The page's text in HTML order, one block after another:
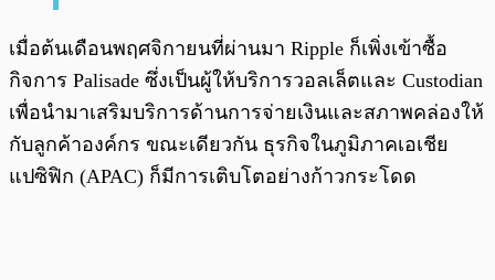
เมื่อต้นเดือนพฤศจิกายนที่ผ่านมา Ripple ก็เพิ่งเข้าซื้อ
กิจการ Palisade ซึ่งเป็นผู้ให้บริการวอลเล็ตและ Custodian
เพื่อนำมาเสริมบริการด้านการจ่ายเงินและสภาพคล่องให้
กับลูกค้าองค์กร ขณะเดียวกัน ธุรกิจในภูมิภาคเอเชีย
แปซิฟิก (APAC) ก็มีการเติบโตอย่างก้าวกระโดด